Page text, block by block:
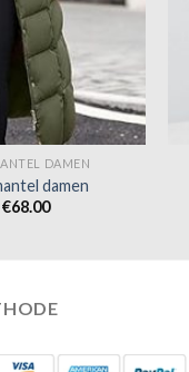
DAMEN
damen
€68.00